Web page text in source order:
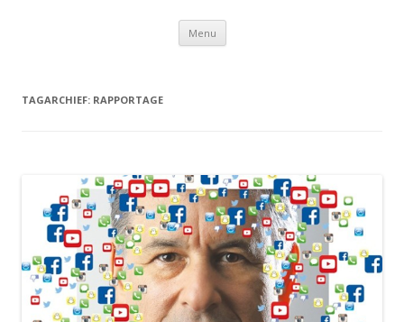
Menu Spring
inhoud
TAGARCHIEF: RAPPORTAGE